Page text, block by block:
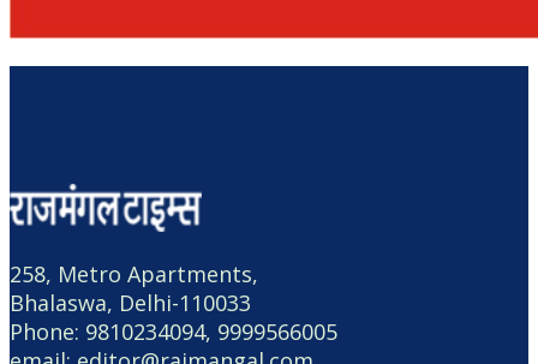
258, Metro Apartments,
Bhalaswa, Delhi-110033
Phone: 9810234094, 9999566005